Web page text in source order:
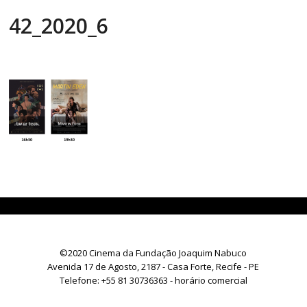
42_2020_6
©2020 Cinema da Fundação Joaquim Nabuco
Avenida 17 de Agosto, 2187 - Casa Forte, Recife - PE
Telefone: +55 81 30736363 - horário comercial